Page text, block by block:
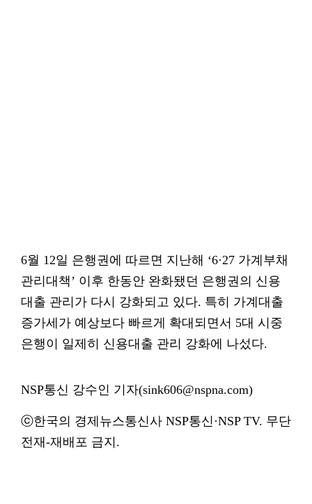
6월 12일 은행권에 따르면 지난해 ‘6·27 가계부채
관리대책’ 이후 한동안 완화됐던 은행권의 신용
대출 관리가 다시 강화되고 있다. 특히 가계대출
증가세가 예상보다 빠르게 확대되면서 5대 시중
은행이 일제히 신용대출 관리 강화에 나섰다.
NSP통신 강수인 기자(sink606@nspna.com)
ⓒ한국의 경제뉴스통신사 NSP통신·NSP TV. 무단
전재-재배포 금지.